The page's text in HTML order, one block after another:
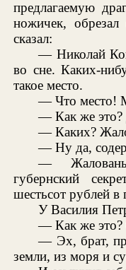
предлагаемую
ножичек,
сказал:
— Николай
во сне. Каких-
такое место.
— Что место!
— Как же это?
— Каких?
— Ну да,
—
губернский
шестьсот рублей в
У Василия
— Как же это?
— Эх, брат,
земли, из моря и